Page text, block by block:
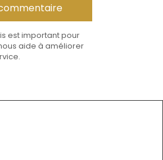
est important pour
aide à améliorer